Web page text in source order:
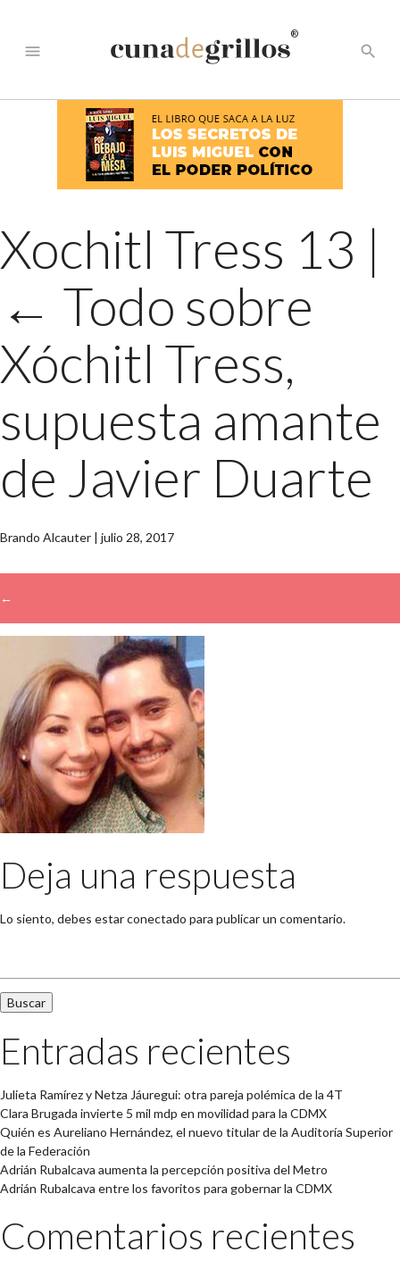
menu
®
search
Xochitl Tress 13 |
← Todo sobre
Xóchitl Tress,
supuesta amante
de Javier Duarte
Brando Alcauter | julio 28, 2017
←
Deja una respuesta
Lo siento, debes estarconectado para publicar un comentario.
Entradas recientes
Julieta Ramírez y Netza Jáuregui: otra pareja polémica de la 4T
Clara Brugada invierte 5 mil mdp en movilidad para la CDMX
Quién es Aureliano Hernández, el nuevo titular de la Auditoría Superior
de la Federación
Adrián Rubalcava aumenta la percepción positiva del Metro
Adrián Rubalcava entre los favoritos para gobernar la CDMX
Comentarios recientes